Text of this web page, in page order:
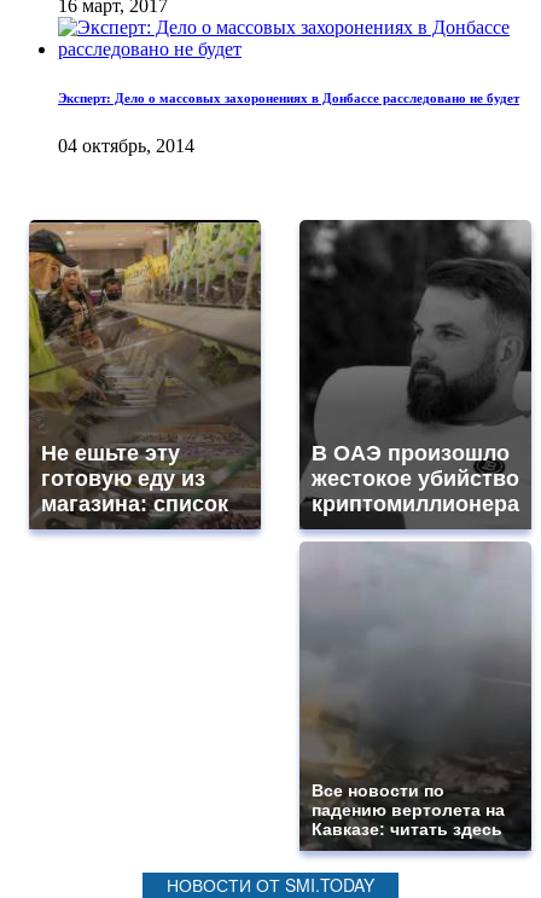
16 март, 2017
Эксперт: Дело о массовых захоронениях в Донбассе расследовано не будет
04 октябрь, 2014
Не ешьте эту
готовую еду из
магазина: список
В ОАЭ произошло
жестокое убийство
криптомиллионера
Все новости по
падению вертолета на
Кавказе: читать здесь